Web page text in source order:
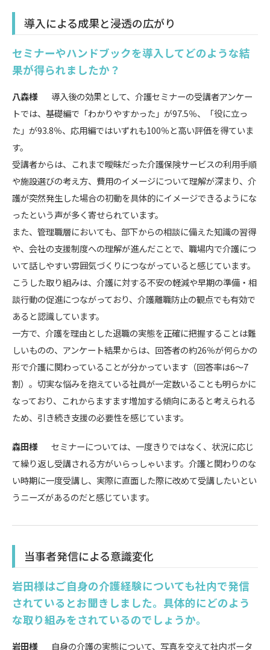
導入による成果と浸透の広がり
セミナーやハンドブックを導入してどのような結
果が得られましたか？
八森様
導入後の効果として、介護セミナーの受講者アンケー
トでは、基礎編で「わかりやすかった」が97.5％、「役に立っ
た」が93.8％、応用編ではいずれも100％と高い評価を得ていま
す。
受講者からは、これまで曖昧だった介護保険サービスの利用手順
や施設選びの考え方、費用のイメージについて理解が深まり、介
護が突然発生した場合の初動を具体的にイメージできるようにな
ったという声が多く寄せられています。
また、管理職層においても、部下からの相談に備えた知識の習得
や、会社の支援制度への理解が進んだことで、職場内で介護につ
いて話しやすい雰囲気づくりにつながっていると感じています。
こうした取り組みは、介護に対する不安の軽減や早期の準備・相
談行動の促進につながっており、介護離職防止の観点でも有効で
あると認識しています。
一方で、介護を理由とした退職の実態を正確に把握することは難
しいものの、アンケート結果からは、回答者の約26％が何らかの
形で介護に関わっていることが分かっています（回答率は6〜7
割）。切実な悩みを抱えている社員が一定数いることも明らかに
なっており、これからますます増加する傾向にあると考えられる
ため、引き続き支援の必要性を感じています。
森田様
セミナーについては、一度きりではなく、状況に応じ
て繰り返し受講される方がいらっしゃいます。介護と関わりのな
い時期に一度受講し、実際に直面した際に改めて受講したいとい
うニーズがあるのだと感じています。
当事者発信による意識変化
岩田様はご自身の介護経験についても社内で発信
されているとお聞きしました。具体的にどのよう
な取り組みをされているのでしょうか。
岩田様
自身の介護の実態について、写真を交えて社内ポータ